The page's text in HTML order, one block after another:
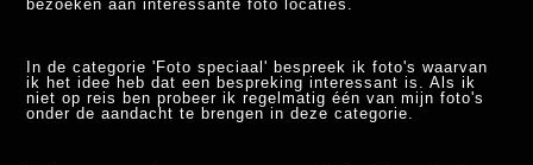
bezoeken aan interessante foto locaties.
In de categorie 'Foto speciaal' bespreek ik foto's waarvan
ik het idee heb dat een bespreking interessant is. Als ik
niet op reis ben probeer ik regelmatig één van mijn foto's
onder de aandacht te brengen in deze categorie.